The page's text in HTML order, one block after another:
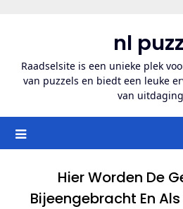
inhoud
nl
Raadselsite is een unieke plek
van puzzels en biedt een leuke
van
Hier Worden De
Bijeengebracht En